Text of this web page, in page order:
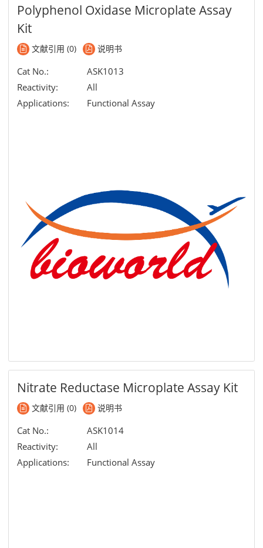
Polyphenol Oxidase Microplate Assay
Kit
文献引用 (0) 说明书
Cat No.:
ASK1013
Reactivity:
All
Applications:
Functional Assay
Nitrate Reductase Microplate Assay Kit
文献引用 (0) 说明书
Cat No.:
ASK1014
Reactivity:
All
Applications:
Functional Assay